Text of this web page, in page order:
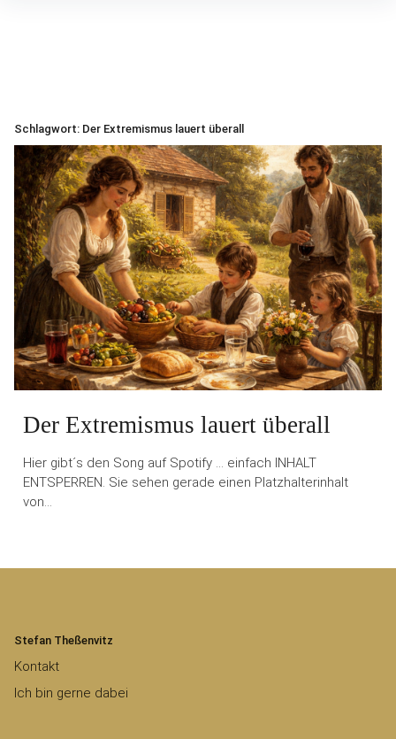
Schlagwort: Der Extremismus lauert überall
Der Extremismus lauert überall
Hier gibt´s den Song auf Spotify … einfach INHALT
ENTSPERREN. Sie sehen gerade einen Platzhalterinhalt
von…
Stefan Theßenvitz
Kontakt
Ich bin gerne dabei